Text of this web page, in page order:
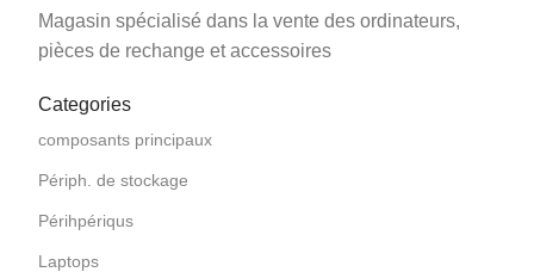
Magasin spécialisé dans la vente des ordinateurs,
pièces de rechange et accessoires
Categories
composants principaux
Périph. de stockage
Périhpériqus
Laptops